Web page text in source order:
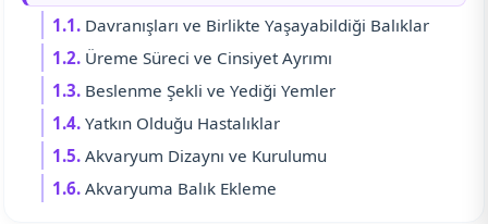
1.1. Davranışları ve Birlikte Yaşayabildiği Balıklar
1.2. Üreme Süreci ve Cinsiyet Ayrımı
1.3. Beslenme Şekli ve Yediği Yemler
1.4. Yatkın Olduğu Hastalıklar
1.5. Akvaryum Dizaynı ve Kurulumu
1.6. Akvaryuma Balık Ekleme